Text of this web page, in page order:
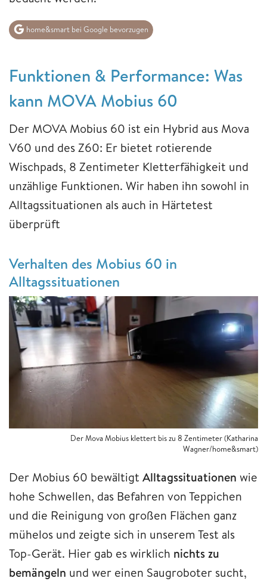
home&smart bei Google bevorzugen
Funktionen & Performance: Was
kann MOVA Mobius 60
Der MOVA Mobius 60 ist ein Hybrid aus Mova
V60 und des Z60: Er bietet rotierende
Wischpads, 8 Zentimeter Kletterfähigkeit und
unzählige Funktionen. Wir haben ihn sowohl in
Alltagssituationen als auch in Härtetest
überprüft
Verhalten des Mobius 60 in
Alltagssituationen
Der Mova Mobius klettert bis zu 8 Zentimeter (Katharina
Wagner/home&smart)
Der Mobius 60 bewältigt Alltagssituationen wie
hohe Schwellen, das Befahren von Teppichen
und die Reinigung von großen Flächen ganz
mühelos und zeigte sich in unserem Test als
Top-Gerät. Hier gab es wirklich nichts zu
bemängeln und wer einen Saugroboter sucht,